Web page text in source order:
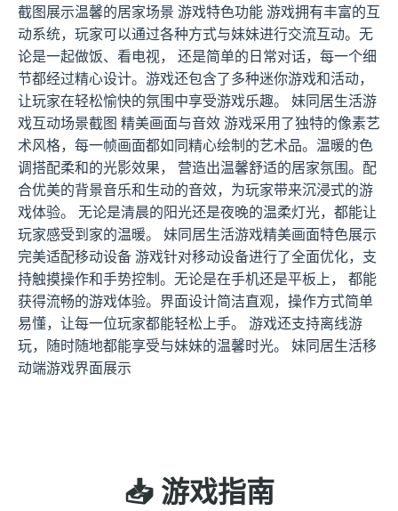
截图展示温馨的居家场景 游戏特色功能 游戏拥有丰富的互
动系统，玩家可以通过各种方式与妹妹进行交流互动。无
论是一起做饭、看电视， 还是简单的日常对话，每一个细
节都经过精心设计。游戏还包含了多种迷你游戏和活动，
让玩家在轻松愉快的氛围中享受游戏乐趣。 妹同居生活游
戏互动场景截图 精美画面与音效 游戏采用了独特的像素艺
术风格，每一帧画面都如同精心绘制的艺术品。温暖的色
调搭配柔和的光影效果， 营造出温馨舒适的居家氛围。配
合优美的背景音乐和生动的音效，为玩家带来沉浸式的游
戏体验。 无论是清晨的阳光还是夜晚的温柔灯光，都能让
玩家感受到家的温暖。 妹同居生活游戏精美画面特色展示
完美适配移动设备 游戏针对移动设备进行了全面优化，支
持触摸操作和手势控制。无论是在手机还是平板上， 都能
获得流畅的游戏体验。界面设计简洁直观，操作方式简单
易懂，让每一位玩家都能轻松上手。 游戏还支持离线游
玩，随时随地都能享受与妹妹的温馨时光。 妹同居生活移
动端游戏界面展示
📥 游戏指南